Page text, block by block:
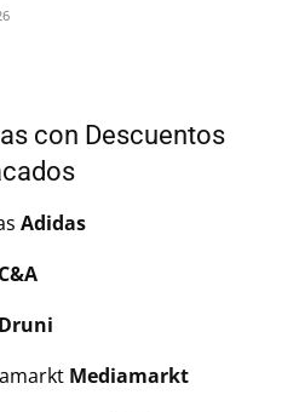
con Descuentos
Adidas
C&A
Druni
Mediamarkt